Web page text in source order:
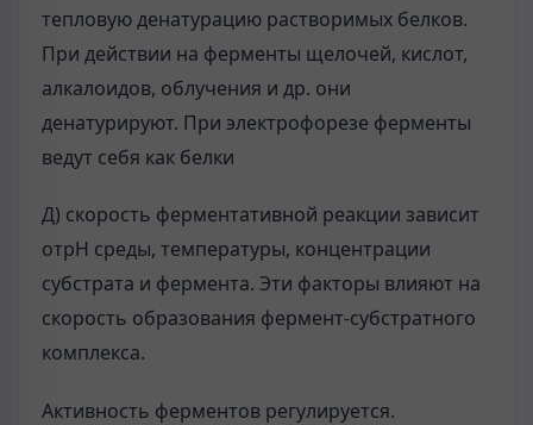
тепловую денатурацию растворимых белков.
При действии на ферменты щелочей, кислот,
алкалоидов, облучения и др. они
денатурируют. При электрофорезе ферменты
ведут себя как белки
Д) скорость ферментативной реакции зависит
отрН среды, температуры, концентрации
субстрата и фермента. Эти факторы влияют на
скорость образования фермент-субстратного
комплекса.
Активность ферментов регулируется.